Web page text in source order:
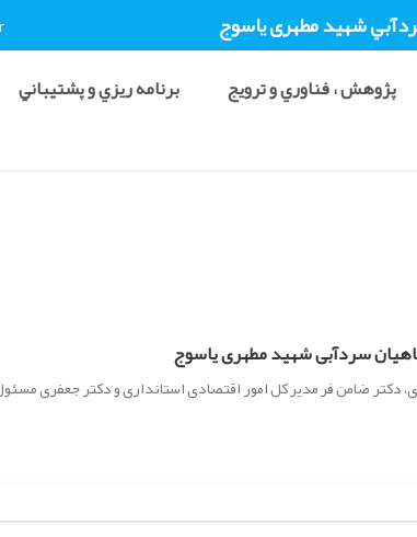
شهید مطهری ياسوج
پژوهش ، فناوري و ترويج برنامه ريزي و پشتيباني
سردآبی شهید مطهری یاسوج
دکتر ضامن فر مدیر کل امور اقتصادی استانداری و دکتر جعفری